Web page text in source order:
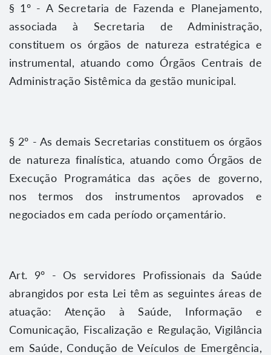
§ 1º - A Secretaria de Fazenda e Planejamento,
associada à Secretaria de Administração,
constituem os órgãos de natureza estratégica e
instrumental, atuando como Órgãos Centrais de
Administração Sistêmica da gestão municipal.
§ 2º - As demais Secretarias constituem os órgãos
de natureza finalística, atuando como Órgãos de
Execução Programática das ações de governo,
nos termos dos instrumentos aprovados e
negociados em cada período orçamentário.
Art. 9º - Os servidores Profissionais da Saúde
abrangidos por esta Lei têm as seguintes áreas de
atuação: Atenção à Saúde, Informação e
Comunicação, Fiscalização e Regulação, Vigilância
em Saúde, Condução de Veículos de Emergência,